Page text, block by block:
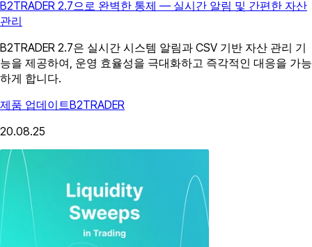
B2TRADER 2.7으로 완벽한 통제 — 실시간 알림 및 간편한 자산
관리
B2TRADER 2.7은 실시간 시스템 알림과 CSV 기반 자산 관리 기
능을 제공하여, 운영 효율성을 극대화하고 즉각적인 대응을 가능
하게 합니다.
제품 업데이트B2TRADER
20.08.25